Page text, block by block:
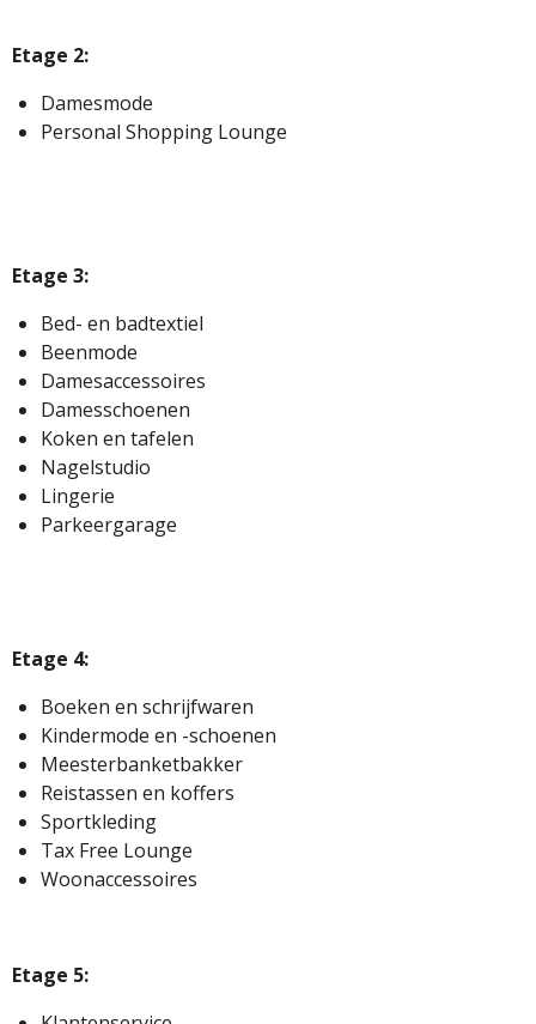
Etage 2:
Damesmode
Personal Shopping Lounge
Etage 3:
Bed- en badtextiel
Beenmode
Damesaccessoires
Damesschoenen
Koken en tafelen
Nagelstudio
Lingerie
Parkeergarage
Etage 4:
Boeken en schrijfwaren
Kindermode en -schoenen
Meesterbanketbakker
Reistassen en koffers
Sportkleding
Tax Free Lounge
Woonaccessoires
Etage 5: